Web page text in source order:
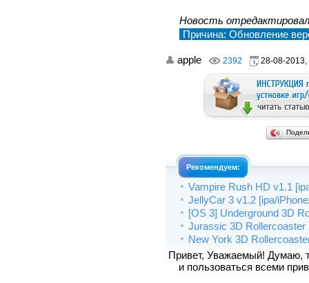
Новость
Причина: Обновление
apple 2392 28-08-2013,
Рекомендуем:
Vampire Rush HD v1.1
JellyCar 3 v1.2 [ipa/
[OS 3] Underground 3D
Jurassic 3D Rollercoaster
New York 3D
Привет, Уважаемый! Думаю,
и пользоваться всеми